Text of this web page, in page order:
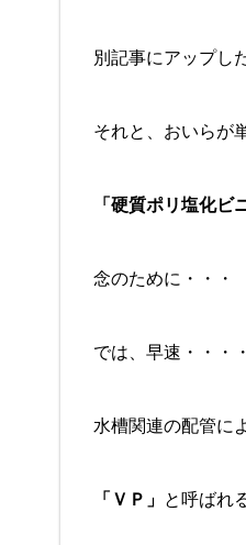
別記事にアップし
それと、おいらが
「硬質ポリ塩化ビ
念のために・・・
では、早速・・・・
水槽関連の配管に
「ＶＰ」 と呼ばれ